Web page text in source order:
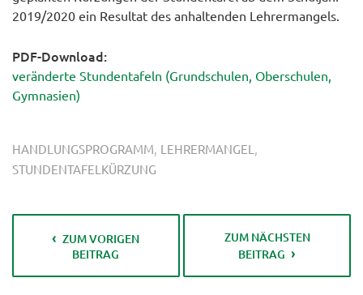
2019/2020 ein Resultat des anhaltenden Lehrermangels.
PDF-Download:
veränderte Stundentafeln (Grundschulen, Oberschulen,
Gymnasien)
HANDLUNGSPROGRAMM, LEHRERMANGEL ,
STUNDENTAFELKÜRZUNG
ZUM VORIGEN
BEITRAG
ZUM NÄCHSTEN
BEITRAG